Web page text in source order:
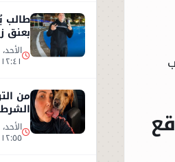
طالب
بعنق
١٢:٤١ ص
من
١٢:٥٥ ص